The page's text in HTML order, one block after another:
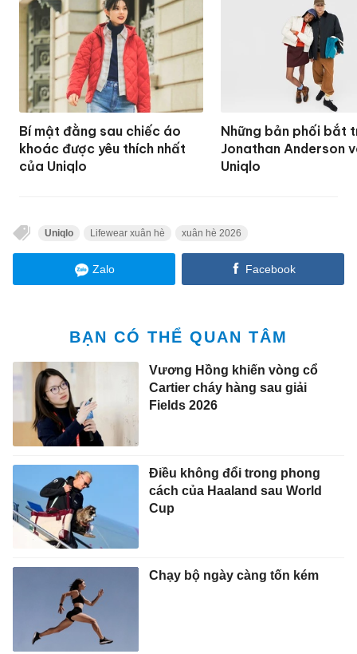
Bí mật đằng sau chiếc áo
khoác được yêu thích nhất
của Uniqlo
Những bản phối bắt
Jonathan Anderson
Uniqlo
Uniqlo Lifewear xuân hè xuân hè 2026
Zalo Facebook
BẠN CÓ THỂ QUAN TÂM
Vương Hồng khiến vòng cổ
Cartier cháy hàng sau giải
Fields 2026
Điều không đổi trong phong
cách của Haaland sau World
Cup
Chạy bộ ngày càng tốn kém